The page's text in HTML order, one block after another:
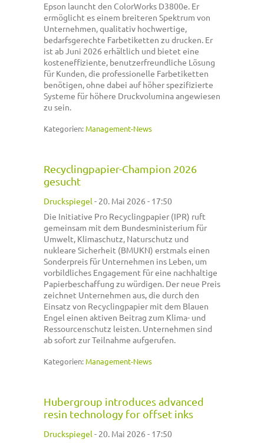
Epson launcht den ColorWorks D3800e. Er
ermöglicht es einem breiteren Spektrum von
Unternehmen, qualitativ hochwertige,
bedarfsgerechte Farbetiketten zu drucken. Er
ist ab Juni 2026 erhältlich und bietet eine
kosteneffiziente, benutzerfreundliche Lösung
für Kunden, die professionelle Farbetiketten
benötigen, ohne dabei auf höher spezifizierte
Systeme für höhere Druckvolumina angewiesen
zu sein.
Kategorien: Management-News
Recyclingpapier-Champion 2026
gesucht
Druckspiegel - 20. Mai 2026 - 17:50
Die Initiative Pro Recyclingpapier (IPR) ruft
gemeinsam mit dem Bundesministerium für
Umwelt, Klimaschutz, Naturschutz und
nukleare Sicherheit (BMUKN) erstmals einen
Sonderpreis für Unternehmen ins Leben, um
vorbildliches Engagement für eine nachhaltige
Papierbeschaffung zu würdigen. Der neue Preis
zeichnet Unternehmen aus, die durch den
Einsatz von Recyclingpapier mit dem Blauen
Engel einen aktiven Beitrag zum Klima- und
Ressourcenschutz leisten. Unternehmen sind
ab sofort zur Teilnahme aufgerufen.
Kategorien:Management-News
Hubergroup introduces advanced
resin technology for offset inks
Druckspiegel - 20. Mai 2026 - 17:50